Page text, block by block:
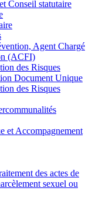
Conseil statutaire
Agent Chargé
(ACFI)
des Risques
Document Unique
des Risques
et Accompagnement
des actes de
sexuel ou